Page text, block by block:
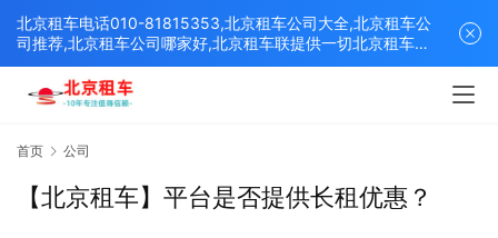
首页 公司
【北京租车】平台是否提供长租优惠？
北京租车电话010-81815353,北京租车公司大全,北京租车公
司推荐,北京租车公司哪家好,北京租车联提供一切北京租车解
决方案,打造北京优质的租车平台！